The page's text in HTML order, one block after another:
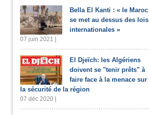
Bella El Kanti : « le Maroc
se met au dessus des lois
internationales »
07 juin 2021 |
El Djeïch: les Algériens
doivent se "tenir prêts" à
faire face à la menace sur
la sécurité de la région
07 déc 2020 |